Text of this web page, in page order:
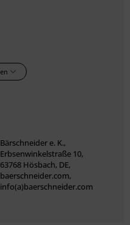
Edelstahl
für alle Tapeten und
Bärschneider e. K.,
Erbsenwinkelstraße 10,
63768 Hösbach, DE,
baerschneider.com,
info(a)baerschneider.com